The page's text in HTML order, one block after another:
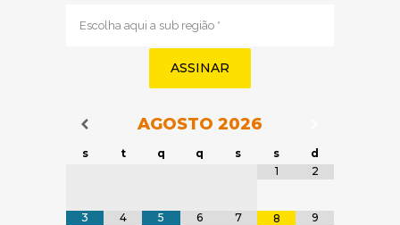
região
Navegação do Calendário
AGOSTO 2026
s t q q s s
d
1
2
3
4
5
6 7 8 9